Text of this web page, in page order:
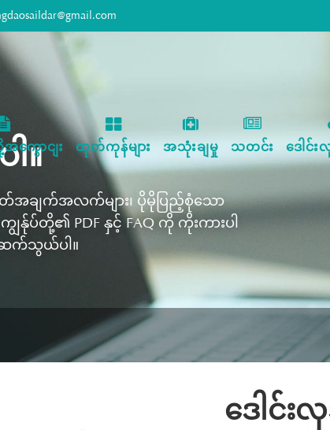
ကွောငျး ထုတ်ကုန်များ အသုံးချမှု သတင်း ဒေါင်
။
ချက်အလက်များ၊ ပိုမိုပြည့်စုံသော
န်ုပ်တို့၏ PDF နှင့် FAQ ကို ကိုးကားပါ
သွယ်ပါ။
ဒေါင်း